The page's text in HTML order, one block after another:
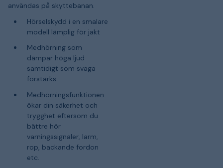
användas på skyttebanan.
Hörselskydd i en smalare
modell lämplig för jakt
Medhörning som
dämpar höga ljud
samtidigt som svaga
förstärks
Medhörningsfunktionen
ökar din säkerhet och
trygghet eftersom du
bättre hör
varningssignaler, larm,
rop, backande fordon
etc.